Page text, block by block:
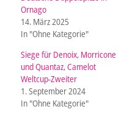
Ornago
14. März 2025
In "Ohne Kategorie"
Siege für Denoix, Morricone
und Quantaz, Camelot
Weltcup-Zweiter
1. September 2024
In "Ohne Kategorie"